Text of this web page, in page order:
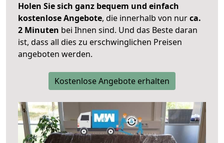
Holen Sie sich ganz bequem und einfach
kostenlose Angebote, die innerhalb von nurca.
2 Minuten bei Ihnen sind. Und das Beste daran
ist, dass all dies zu erschwinglichen Preisen
angeboten werden.
Kostenlose Angebote erhalten